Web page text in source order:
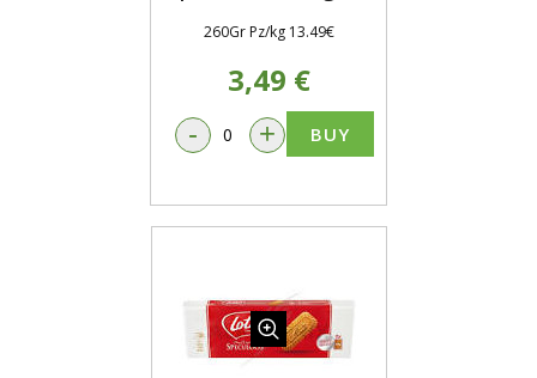
260Gr Pz/kg 13.49€
3,49 €
- + BUY